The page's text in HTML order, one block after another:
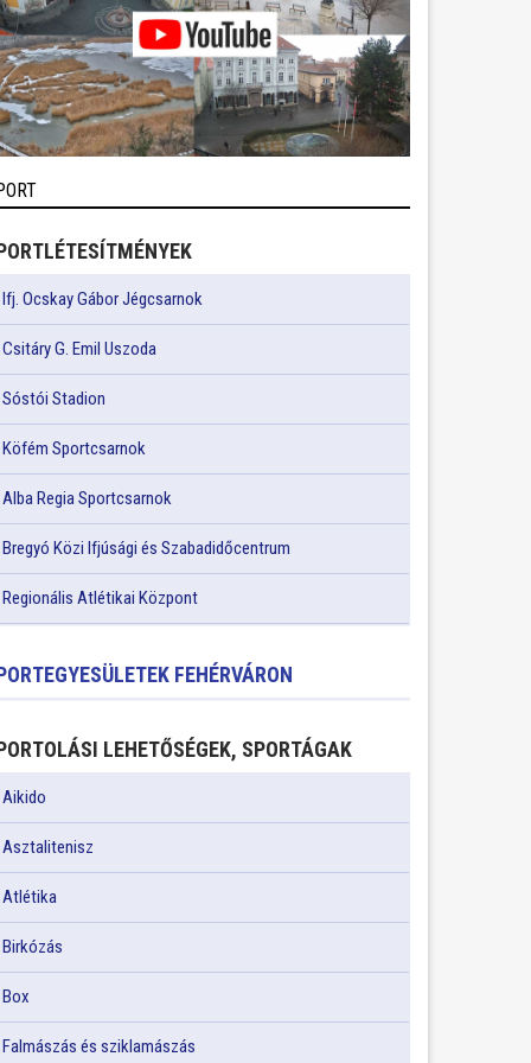
Ifj. Ocskay Gábor Jégcsarnok
Csitáry G. Emil Uszoda
Sóstói Stadion
Köfém Sportcsarnok
Alba Regia Sportcsarnok
Bregyó Közi Ifjúsági és Szabadidőcentrum
Regionális Atlétikai Központ
FEHÉRVÁRON
LEHETŐSÉGEK, SPORTÁGAK
Aikido
Asztalitenisz
Atlétika
Birkózás
Box
Falmászás és sziklamászás